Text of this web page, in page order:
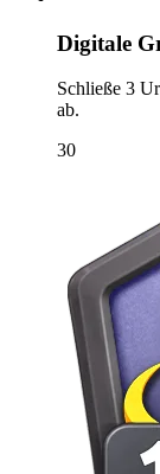
Digitale
Schließe 3
ab.
30